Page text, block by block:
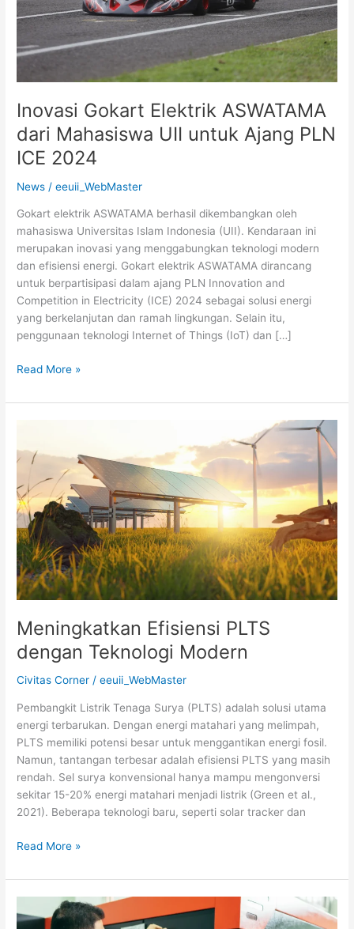
Inovasi Gokart Elektrik ASWATAMA
dari Mahasiswa UII untuk Ajang PLN
ICE 2024
News /eeuii_WebMaster
Gokart elektrik ASWATAMA berhasil dikembangkan oleh
mahasiswa Universitas Islam Indonesia (UII). Kendaraan ini
merupakan inovasi yang menggabungkan teknologi modern
dan efisiensi energi. Gokart elektrik ASWATAMA dirancang
untuk berpartisipasi dalam ajang PLN Innovation and
Competition in Electricity (ICE) 2024 sebagai solusi energi
yang berkelanjutan dan ramah lingkungan. Selain itu,
penggunaan teknologi Internet of Things (IoT) dan […]
Ajang
ICE
Read More »
Meningkatkan Efisiensi PLTS
dengan Teknologi Modern
Civitas Corner /eeuii_WebMaster
Pembangkit Listrik Tenaga Surya (PLTS) adalah solusi utama
energi terbarukan. Dengan energi matahari yang melimpah,
PLTS memiliki potensi besar untuk menggantikan energi fosil.
Namun, tantangan terbesar adalah efisiensi PLTS yang masih
rendah. Sel surya konvensional hanya mampu mengonversi
sekitar 15-20% energi matahari menjadi listrik (Green et al.,
2021). Beberapa teknologi baru, seperti solar tracker dan
PLTS
dengan
Teknologi
Modern
Read More »
untuk